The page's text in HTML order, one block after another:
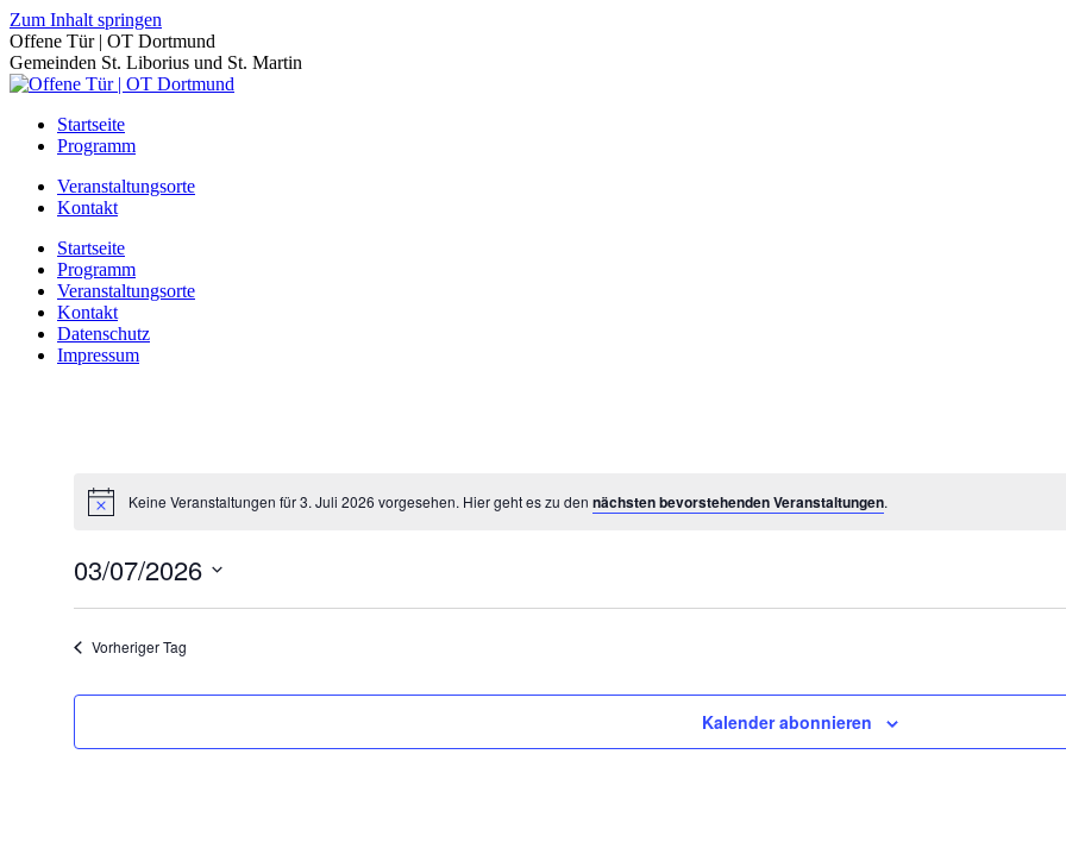
Zum Inhalt springen
Offene Tür | OT Dortmund
Gemeinden St. Liborius und St. Martin
Startseite
Programm
Veranstaltungsorte
Kontakt
Startseite
Programm
Veranstaltungsorte
Kontakt
Datenschutz
Impressum
Keine Veranstaltungen für 3. Juli 2026 vorgesehen. Hier geht es zu den nächsten bevorstehenden Veranstaltungen.
03/07/2026
Vorheriger Tag
Kalender abonnieren